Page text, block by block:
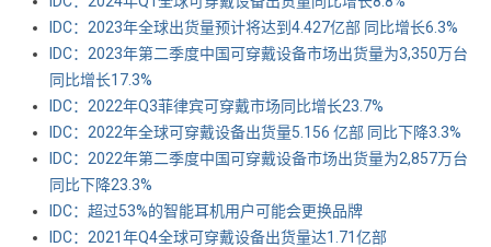
IDC：2023年全球出货量预计将达到4.427亿部 同比增长6.3%
IDC：2023年第二季度中国可穿戴设备市场出货量为3,350万台
同比增长17.3%
IDC：2022年Q3菲律宾可穿戴市场同比增长23.7%
IDC：2022年全球可穿戴设备出货量5.156 亿部 同比下降3.3%
IDC：2022年第二季度中国可穿戴设备市场出货量为2,857万台
同比下降23.3%
IDC：超过53%的智能耳机用户可能会更换品牌
IDC：2021年Q4全球可穿戴设备出货量达1.71亿部